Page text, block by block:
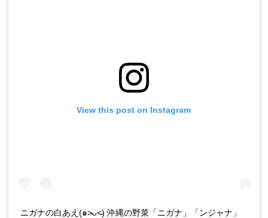
View this post on Instagram
ニガナの白あえ(๑˃̵ᴗ˂̵) 沖縄の野菜「ニガナ」「ンジャナ」